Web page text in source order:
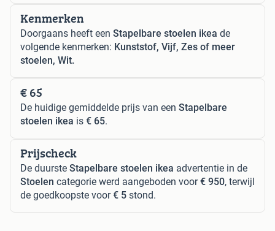
Kenmerken
Doorgaans heeft een Stapelbare stoelen ikea de
volgende kenmerken: Kunststof, Vijf, Zes of meer
stoelen, Wit.
€ 65
De huidige gemiddelde prijs van een Stapelbare
stoelen ikea is € 65.
Prijscheck
De duurste Stapelbare stoelen ikea advertentie in de
Stoelen categorie werd aangeboden voor€ 950, terwijl
de goedkoopste voor€ 5 stond.